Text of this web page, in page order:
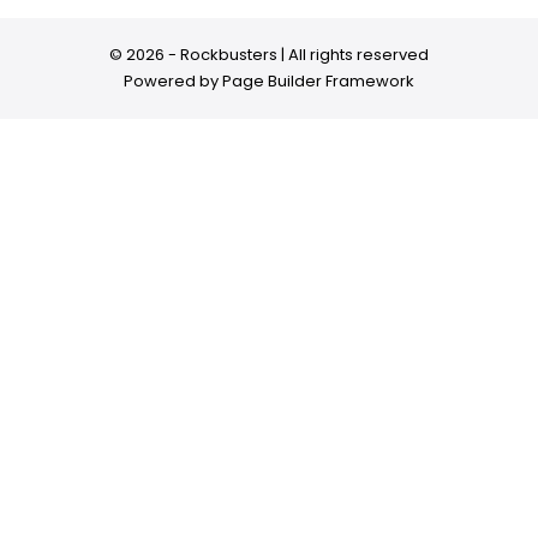
© 2026 - Rockbusters | All rights reserved
Powered byPage Builder Framework